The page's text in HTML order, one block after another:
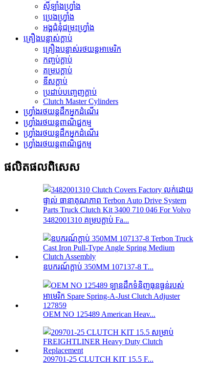
ស៊ីឡាំងហ្វ្រាំង
ប្រេងហ្វ្រាំង
អង្គជំនុំជម្រះហ្វ្រាំង
គ្រឿងបន្លាស់ក្ដាប់
គ្រឿងបន្លាស់រថយន្តអាមេរិក
កញ្ចប់ក្ដាប់
គម្របក្ដាប់
ឌីសក្ដាប់
ប្រដាប់បញ្ចេញក្ដាប់
Clutch Master Cylinders
ហ្វ្រាំងរថយន្តដឹកអ្នកដំណើរ
ហ្វ្រាំងរថយន្តពាណិជ្ជកម្ម
ហ្វ្រាំងរថយន្តដឹកអ្នកដំណើរ
ហ្វ្រាំងរថយន្តពាណិជ្ជកម្ម
ផលិតផលពិសេស
3482001310 គម្របក្ដាប់ Fa...
ឧបករណ៍ក្ដាប់ 350MM 107137-8 T...
OEM NO 125489 American Heav...
209701-25 CLUTCH KIT 15.5 F...